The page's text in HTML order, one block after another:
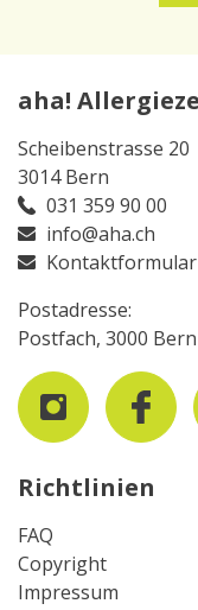
aha!
Scheibenstrasse 20
3014 Bern
031 359 90 00
info@aha.ch
Kontaktformular
Postadresse:
Postfach, 3000
Richtlinien
FAQ
Copyright
Impressum